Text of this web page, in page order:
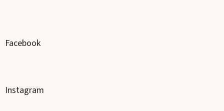
Facebook
Instagram